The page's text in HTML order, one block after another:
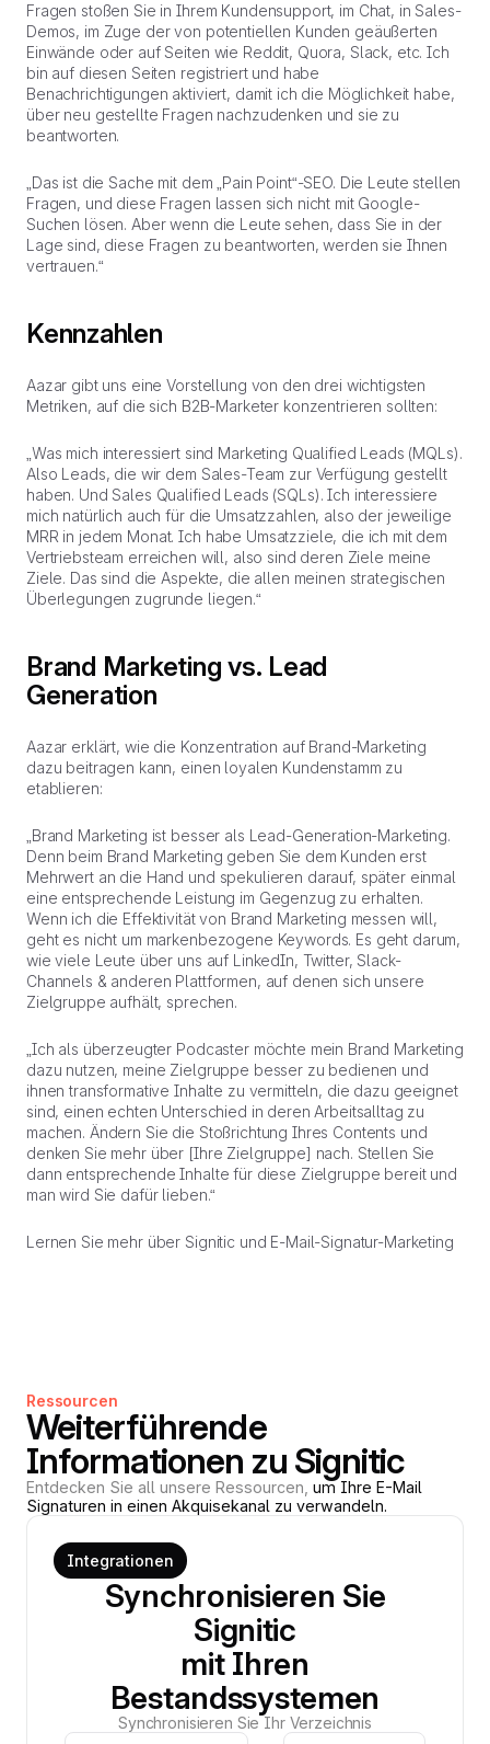
Fragen stoßen Sie in Ihrem Kundensupport, im Chat, in Sales-
Demos, im Zuge der von potentiellen Kunden geäußerten
Einwände oder auf Seiten wie Reddit, Quora, Slack, etc. Ich
bin auf diesen Seiten registriert und habe
Benachrichtigungen aktiviert, damit ich die Möglichkeit habe,
über neu gestellte Fragen nachzudenken und sie zu
beantworten.
„Das ist die Sache mit dem „Pain Point“-SEO. Die Leute stellen
Fragen, und diese Fragen lassen sich nicht mit Google-
Suchen lösen. Aber wenn die Leute sehen, dass Sie in der
Lage sind, diese Fragen zu beantworten, werden sie Ihnen
vertrauen.“
Kennzahlen
Aazar gibt uns eine Vorstellung von den drei wichtigsten
Metriken, auf die sich B2B-Marketer konzentrieren sollten:
„Was mich interessiert sind Marketing Qualified Leads (MQLs).
Also Leads, die wir dem Sales-Team zur Verfügung gestellt
haben. Und Sales Qualified Leads (SQLs). Ich interessiere
mich natürlich auch für die Umsatzzahlen, also der jeweilige
MRR in jedem Monat. Ich habe Umsatzziele, die ich mit dem
Vertriebsteam erreichen will, also sind deren Ziele meine
Ziele. Das sind die Aspekte, die allen meinen strategischen
Überlegungen zugrunde liegen.“
Brand Marketing vs. Lead
Generation
Aazar erklärt, wie die Konzentration auf Brand-Marketing
dazu beitragen kann, einen loyalen Kundenstamm zu
etablieren:
„Brand Marketing ist besser als Lead-Generation-Marketing.
Denn beim Brand Marketing geben Sie dem Kunden erst
Mehrwert an die Hand und spekulieren darauf, später einmal
eine entsprechende Leistung im Gegenzug zu erhalten.
Wenn ich die Effektivität von Brand Marketing messen will,
geht es nicht um markenbezogene Keywords. Es geht darum,
wie viele Leute über uns auf LinkedIn, Twitter, Slack-
Channels & anderen Plattformen, auf denen sich unsere
Zielgruppe aufhält, sprechen.
„Ich als überzeugter Podcaster möchte mein Brand Marketing
dazu nutzen, meine Zielgruppe besser zu bedienen und
ihnen transformative Inhalte zu vermitteln, die dazu geeignet
sind, einen echten Unterschied in deren Arbeitsalltag zu
machen. Ändern Sie die Stoßrichtung Ihres Contents und
denken Sie mehr über [Ihre Zielgruppe] nach. Stellen Sie
dann entsprechende Inhalte für diese Zielgruppe bereit und
man wird Sie dafür lieben.“
Lernen Sie mehr über Signitic und E-Mail-Signatur-Marketing
Ressourcen
Weiterführende
Informationen zu Signitic
Entdecken Sie all unsere Ressourcen, um Ihre E-Mail
Signaturen in einen Akquisekanal zu verwandeln.
Integrationen
Synchronisieren Sie
Signitic
mit Ihren
Bestandssystemen
Synchronisieren Sie Ihr Verzeichnis